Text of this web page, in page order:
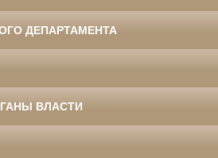
ДЕПАРТАМЕНТА
ВЛАСТИ